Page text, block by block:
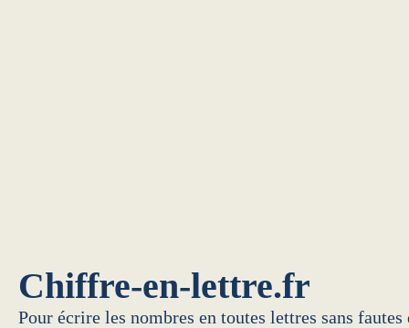
Chiffre-en-lettre.fr
Pour écrire les nombres en toutes lettres sans